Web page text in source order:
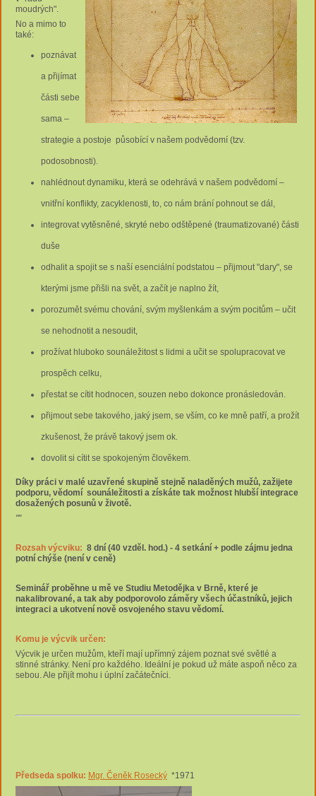
moudrých".
No a mimo to
také:
poznávat
a přijímat
části sebe
sama –
strategie a postoje působící v našem podvědomí (tzv.
podosobnosti).
nahlédnout dynamiku, která se odehrává v našem podvědomí –
vnitřní konflikty, zacyklenosti, to, co nám brání pohnout se dál,
integrovat vytěsněné, skryté nebo odštěpené (traumatizované) části
duše
odhalit a spojit se s naší esenciální podstatou – přijmout "dary", se
kterými jsme přišli na svět, a začít je naplno žít,
porozumět svému chování, svým myšlenkám a svým pocitům – učit
se nehodnotit a nesoudit,
prožívat hluboko sounáležitost s lidmi a učit se spolupracovat ve
prospěch celku,
přestat se cítit hodnocen, souzen nebo dokonce pronásledován.
přijmout sebe takového, jaký jsem, se vším, co ke mně patří, a prožít
zkušenost, že právě takový jsem ok.
dovolit si cítit se spokojeným člověkem.
Díky práci v malé uzavřené skupině stejně naladěných mužů, zažijete
podporu, vědomí sounáležitosti a získáte tak možnost hlubší integrace
dosažených posunů v životě.
""
Rozsah výcviku: 8 dní (40 vzděl. hod.) - 4 setkání + podle zájmu jedna
potní chýše (není v ceně)
Seminář proběhne u mě ve Studiu Metodějka v Brně, které je
nakalibrované, a tak aby podporovolo záměry všech účastníků, jejich
integraci a ukotvení nově osvojeného stavu vědomí.
Komu je výcvik určen:
Výcvik je určen mužům, kteří mají upřímný zájem poznat své světlé a
stinné stránky. Není pro každého. Ideální je pokud už máte aspoň něco za
sebou. Ale přijít mohu i úplní začátečníci.
Předseda spolku: Mgr. Čeněk Rosecký *1971